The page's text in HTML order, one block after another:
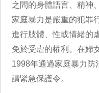
之間的身體語言、精神
家庭暴力是嚴重的犯罪
進行肢體、性或情緒的
免於受虐的權利。在婦
1998年通過家庭暴力防
請緊急保護令。